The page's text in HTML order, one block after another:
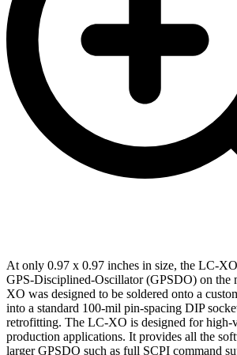
At only 0.97 x 0.97 inches in size, the LC-
GPS-Disciplined-Oscillator (GPSDO) on the
XO was designed to be soldered onto a
into a standard 100-mil pin-spacing DIP
retrofitting. The LC-XO is designed for high-
production applications. It provides all the
larger GPSDO such as full SCPI command